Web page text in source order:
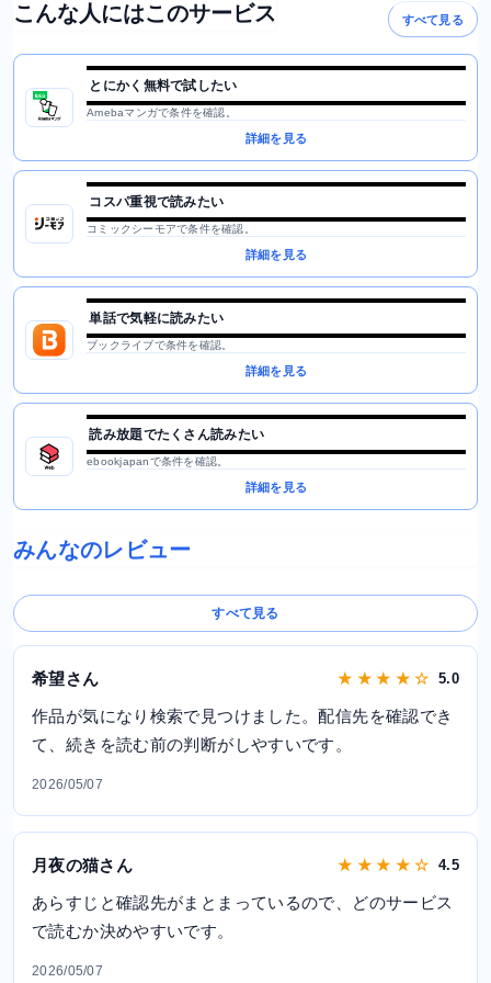
こんな人にはこのサービス すべて見る
とにかく無料で試したい
Amebaマンガで条件を確認。
詳細を見る
コスパ重視で読みたい
コミックシーモアで条件を確認。
詳細を見る
単話で気軽に読みたい
ブックライブで条件を確認。
詳細を見る
読み放題でたくさん読みたい
ebookjapanで条件を確認。
詳細を見る
みんなのレビュー
すべて見る
希望さん ★ ★ ★ ★ ☆ 5.0
作品が気になり検索で見つけました。配信先を確認でき
て、続きを読む前の判断がしやすいです。
2026/05/07
月夜の猫さん ★ ★ ★ ★ ☆ 4.5
あらすじと確認先がまとまっているので、どのサービス
で読むか決めやすいです。
2026/05/07